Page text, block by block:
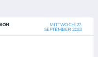
MITTWOCH, 27.
SEPTEMBER 2023